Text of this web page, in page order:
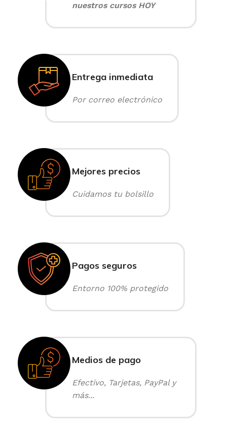
nuestros cursos HOY
Entrega inmediata
Por correo electrónico
Mejores precios
Cuidamos tu bolsillo
Pagos seguros
Entorno 100% protegido
Medios de pago
Efectivo, Tarjetas, PayPal y
más...